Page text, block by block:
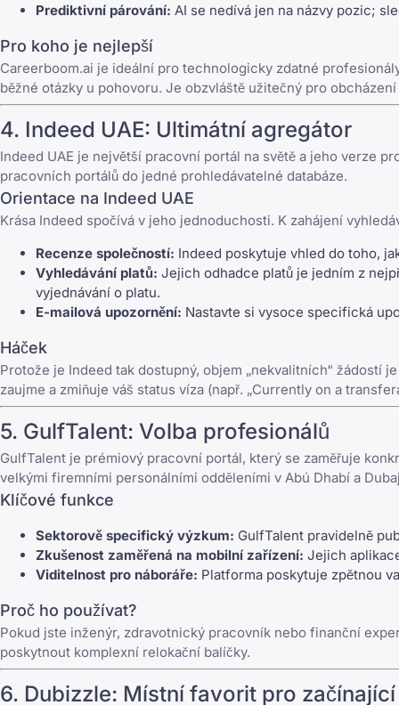
Prediktivní párování: AI se nedívá jen na názvy pozic;
Pro koho je nejlepší
Careerboom.ai je ideální pro technologicky zdatné
běžné otázky u pohovoru. Je obzvláště užitečný pro
4. Indeed UAE: Ultimátní agregátor
Indeed UAE je největší pracovní portál na světě a jeho verze
pracovních portálů do jedné prohledávatelné databáze.
Orientace na Indeed UAE
Krása Indeed spočívá v jeho jednoduchosti. K zahájení
Recenze společností: Indeed poskytuje vhled do toho,
Vyhledávání platů: Jejich odhadce platů je jedním z
vyjednávání o platu.
E-mailová upozornění: Nastavte si vysoce specifická
Háček
Protože je Indeed tak dostupný, objem „nekvalitních“ žádostí
zaujme a zmiňuje váš status víza (např. „Currently on a
5. GulfTalent: Volba profesionálů
GulfTalent je prémiový pracovní portál, který se zaměřuje
velkými firemními personálními odděleními v Abú Dhabí a
Klíčové funkce
Sektorově specifický výzkum: GulfTalent pravidelně
Zkušenost zaměřená na mobilní zařízení: Jejich
Viditelnost pro náboráře: Platforma poskytuje zpětnou
Proč ho používat?
Pokud jste inženýr, zdravotnický pracovník nebo finanční
poskytnout komplexní relokační balíčky.
6. Dubizzle: Místní favorit pro